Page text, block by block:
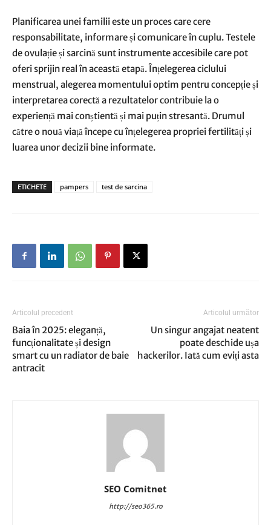
Planificarea unei familii este un proces care cere
responsabilitate, informare și comunicare în cuplu. Testele
de ovulație și sarcină sunt instrumente accesibile care pot
oferi sprijin real în această etapă. Înțelegerea ciclului
menstrual, alegerea momentului optim pentru concepție și
interpretarea corectă a rezultatelor contribuie la o
experiență mai conștientă și mai puțin stresantă. Drumul
către o nouă viață începe cu înțelegerea propriei fertilități și
luarea unor decizii bine informate.
ETICHETE pampers test de sarcina
Articolul precedent
Baia în 2025: eleganță,
funcționalitate și design
smart cu un radiator de baie
antracit
Articolul următor
Un singur angajat neatent
poate deschide ușa
hackerilor. Iată cum eviți asta
SEO Comitnet
http://seo365.ro